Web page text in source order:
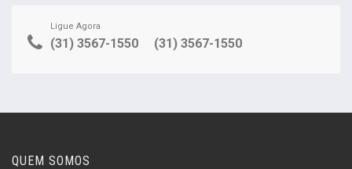
Ligue Agora
(31) 3567-1550 (31) 3567-1550
QUEM SOMOS